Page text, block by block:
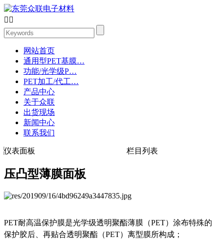
 
网站首页
通用型PET基膜…
功能/光学级P…
PET加工/代工…
产品中心
关于众联
出货现场
新闻中心
联系我们
仪表面板 栏目列表
压凸型薄膜面板
PET耐高温保护膜是光学级透明聚酯薄膜（PET）涂布特殊的
保护胶后、再贴合透明聚酯（PET）离型膜所构成；